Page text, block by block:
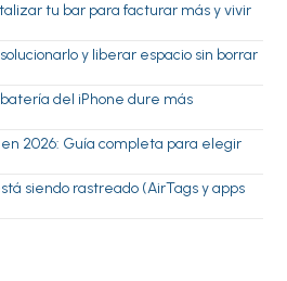
tu bar para facturar más y vivir
y liberar espacio sin borrar
del iPhone dure más
2026: Guía completa para elegir
siendo rastreado (AirTags y apps